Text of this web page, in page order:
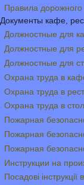
Правила
Документы кафе,
Должностные для
Должностные для
Должностные для
Охрана труда в
Охрана труда в
Охрана труда в
Пожарная
Пожарная
Пожарная
Инструкции на
Посадові інструкції